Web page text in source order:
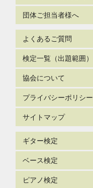
団体ご担当者様へ
よくあるご質問
検定一覧（出題範囲）
協会について
プライバシーポリシー
サイトマップ
ギター検定
ベース検定
ピアノ検定